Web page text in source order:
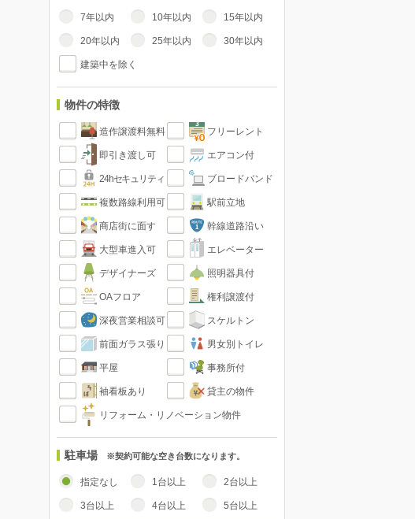
7年以内 10年以内 15年以内
20年以内 25年以内 30年以内
建築中を除く
物件の特徴
造作譲渡料無料 フリーレント
即引き渡し可 エアコン付
24hセキュリティ ブロードバンド
複数路線利用可 駅前立地
商店街に面す 幹線道路沿い
大型車進入可 エレベーター
デザイナーズ 照明器具付
OAフロア 権利譲渡付
深夜営業相談可 スケルトン
前面ガラス張り 男女別トイレ
平屋 事務所付
袖看板あり 貸主の物件
リフォーム・リノベーション物件
駐車場 ※契約可能な空き台数になります。
指定なし 1台以上 2台以上
3台以上 4台以上 5台以上